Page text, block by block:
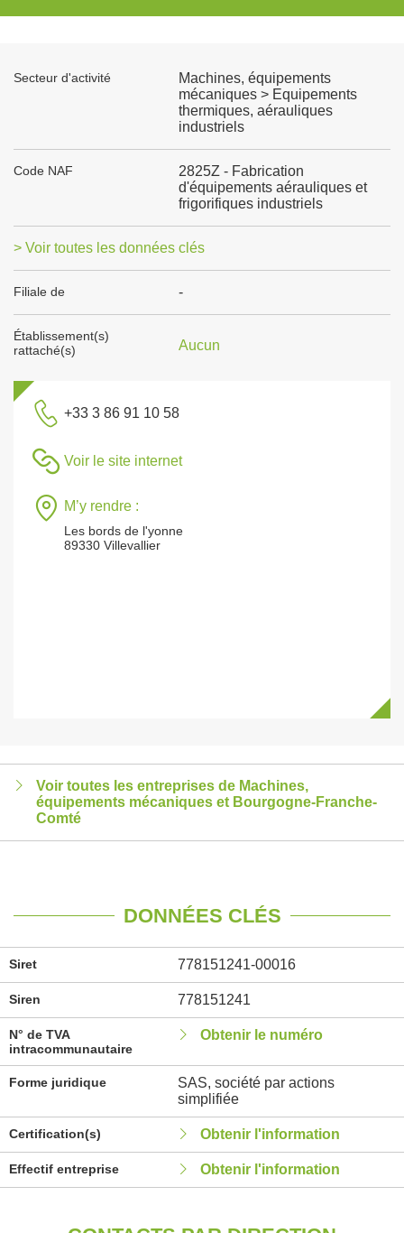
Secteur d'activité
Machines, équipements
mécaniques > Equipements
thermiques, aérauliques
industriels
Code NAF
2825Z - Fabrication
d'équipements aérauliques et
frigorifiques industriels
> Voir toutes les données clés
Filiale de -
Établissement(s)
rattaché(s)
Aucun
+33 3 86 91 10 58
Voir le site internet
M’y rendre :
Les bords de l'yonne
89330 Villevallier
Voir toutes les entreprises de Machines,
équipements mécaniques et Bourgogne-Franche-
Comté
DONNÉES CLÉS
Siret 778151241-00016
Siren 778151241
N° de TVA
intracommunautaire
Obtenir le numéro
Forme juridique
SAS, société par actions
simplifiée
Certification(s) Obtenir l'information
Effectif entreprise Obtenir l'information